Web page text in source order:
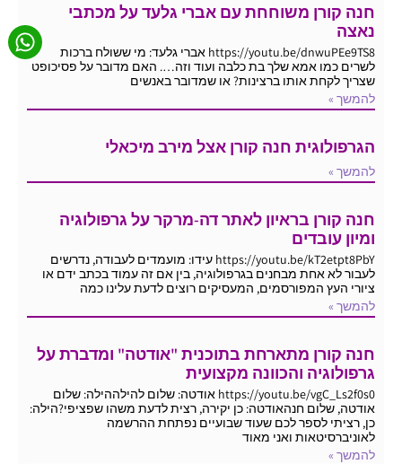
חנה קורן משוחחת עם אברי גלעד על מכתבי
נאצה
https://youtu.be/dnwuPEe9TS8 אברי גלעד: מי ששולח ברכות
לשרים כמו אמא שלך בת כלבה ועוד וזה…. האם מדובר על פסיכופט
שצריך לקחת אותו ברצינות? או שמדובר באנשים
להמשך »
הגרפולוגית חנה קורן אצל מירב מיכאלי
להמשך »
חנה קורן בראיון לאתר דה-מרקר על גרפולוגיה
ומיון עובדים
https://youtu.be/kT2etpt8PbY עידו: מועמדים לעבודה, נדרשים
לעבור לא אחת מבחנים בגרפולוגיה, בין אם זה עמוד בכתב ידם או
ציורי העץ המפורסמים, המעסיקים רוצים לדעת עלינו כמה
להמשך »
חנה קורן מתארחת בתוכנית "אודטה" ומדברת על
גרפולוגיה והכוונה מקצועית
https://youtu.be/vgC_Ls2f0s0 אודטה: שלום להילההילה: שלום
אודטה, שלום חנהאודטה: כן יקירה, רצית לדעת משהו שפציפי?הילה:
כן, רציתי לספר לכם שעוד שבועיים נפתחת ההרשמה
לאוניברסיטאות ואני מאוד
להמשך »